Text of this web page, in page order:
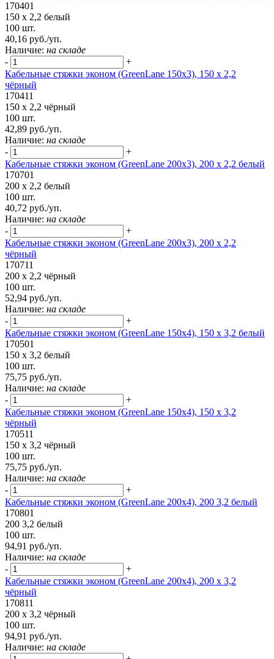
170401
150 х 2,2 белый
100 шт.
40,16 руб./уп.
Наличие: на складе
-
+
Кабельные стяжки эконом (GreenLane 150х3), 150 х 2,2
чёрный
170411
150 х 2,2 чёрный
100 шт.
42,89 руб./уп.
Наличие: на складе
-
+
Кабельные стяжки эконом (GreenLane 200х3), 200 х 2,2 белый
170701
200 х 2,2 белый
100 шт.
40,72 руб./уп.
Наличие: на складе
-
+
Кабельные стяжки эконом (GreenLane 200х3), 200 х 2,2
чёрный
170711
200 х 2,2 чёрный
100 шт.
52,94 руб./уп.
Наличие: на складе
-
+
Кабельные стяжки эконом (GreenLane 150х4), 150 х 3,2 белый
170501
150 х 3,2 белый
100 шт.
75,75 руб./уп.
Наличие: на складе
-
+
Кабельные стяжки эконом (GreenLane 150х4), 150 х 3,2
чёрный
170511
150 х 3,2 чёрный
100 шт.
75,75 руб./уп.
Наличие: на складе
-
+
Кабельные стяжки эконом (GreenLane 200х4), 200 3,2 белый
170801
200 3,2 белый
100 шт.
94,91 руб./уп.
Наличие: на складе
-
+
Кабельные стяжки эконом (GreenLane 200х4), 200 х 3,2
чёрный
170811
200 х 3,2 чёрный
100 шт.
94,91 руб./уп.
Наличие: на складе